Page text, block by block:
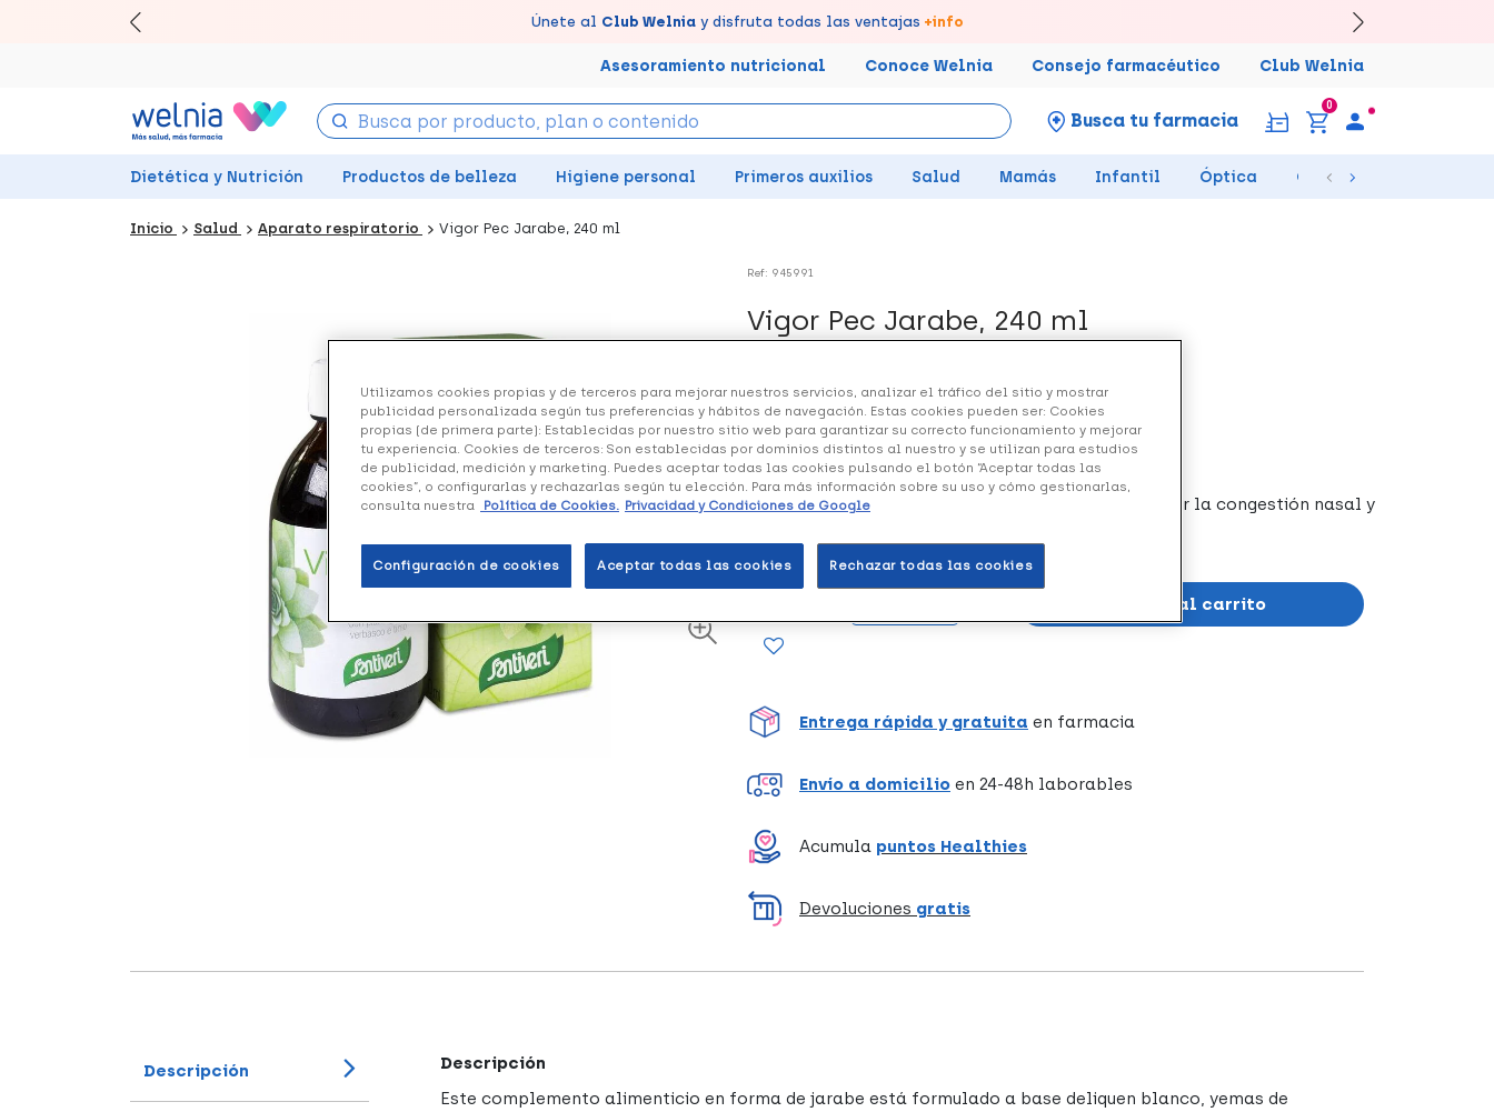
Disfruta de la entregarápida y gratuitaen farmacia
Únete al Club Welniay disfruta todas las ventajas +info
Llévate un7% de descuentocreando tu cuentaaquí
Canjea tus puntos en tu Farmacia de Confianza, acumúlalos online.
Asesoramiento nutricional Conoce Welnia Consejo farmacéutico Club Welnia
Busca tu farmacia
0
Dietética y Nutrición Productos de belleza Higiene personal Primeros auxilios Salud Mamás Infantil Óptica Ortopedia
Inicio Salud Aparato respiratorio Vigor Pec Jarabe, 240 ml
Ref: 945991
Vigor Pec Jarabe, 240 ml
+ 23 puntosHealthies
Complemento alimenticio que contribuye a disminuir la congestión nasal y
Añadir al carrito
Entrega rápida y gratuita en farmacia
Envío a domicilio en 24-48h laborables
Acumula puntos Healthies
Devoluciones gratis
Descripción
Descripción
Este complemento alimenticio en forma de jarabe está formulado a base deliquen blanco, yemas de
Utilizamos cookies propias y de terceros para mejorar nuestros servicios, analizar el tráfico del sitio y mostrar
publicidad personalizada según tus preferencias y hábitos de navegación. Estas cookies pueden ser: Cookies
propias (de primera parte): Establecidas por nuestro sitio web para garantizar su correcto funcionamiento y mejorar
tu experiencia. Cookies de terceros: Son establecidas por dominios distintos al nuestro y se utilizan para estudios
de publicidad, medición y marketing. Puedes aceptar todas las cookies pulsando el botón “Aceptar todas las
cookies”, o configurarlas y rechazarlas según tu elección. Para más información sobre su uso y cómo gestionarlas,
consulta nuestra
Política de Cookies. Privacidad y Condiciones de Google
Configuración de cookies Rechazar todas las cookies
Aceptar todas las cookies